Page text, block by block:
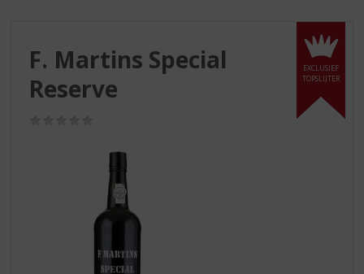
EXCLUSIEF
TOPSLIJTER
F. Martins Special
Reserve